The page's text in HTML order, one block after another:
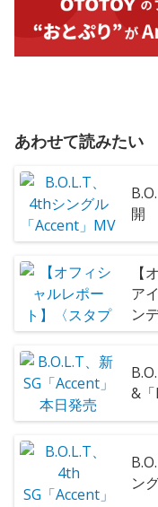
あわせて読みたい
開
【
ア
ン
&
ン